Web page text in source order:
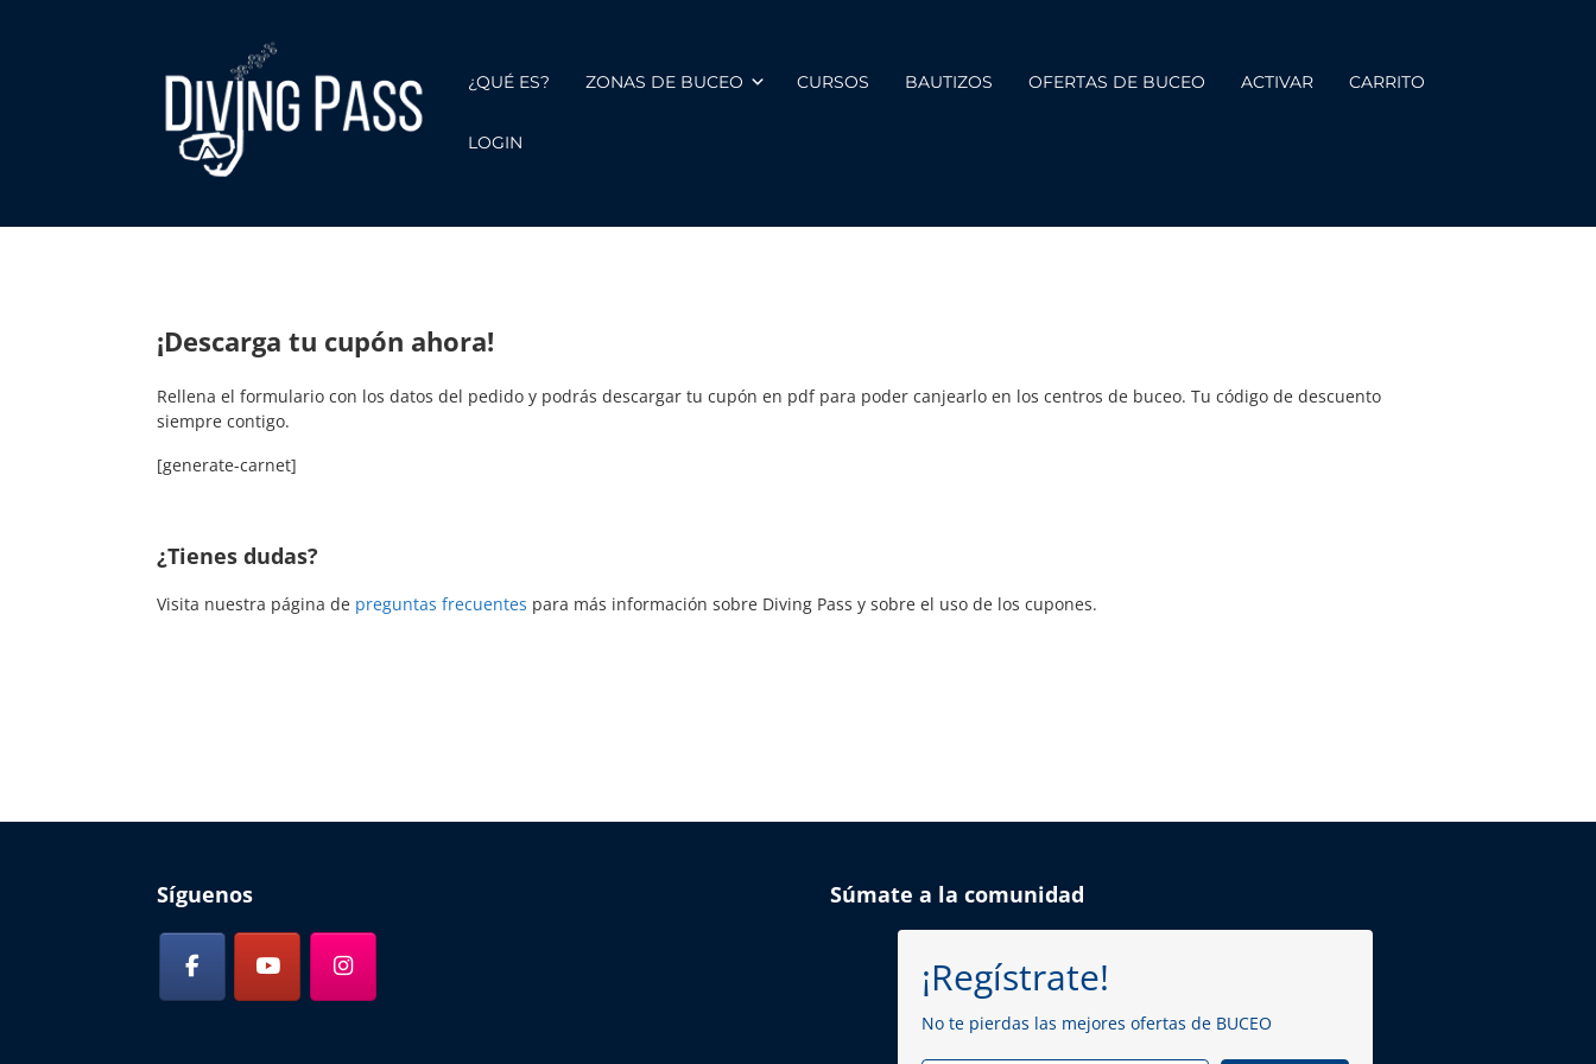
¿QUÉ ES? ZONAS DE BUCEO CURSOS BAUTIZOS OFERTAS DE BUCEO ACTIVAR CARRITO
LOGIN
¡Descarga tu cupón ahora!
Rellena el formulario con los datos del pedido y podrás descargar tu cupón en pdf para poder canjearlo en los centros de buceo. Tu código de descuento
siempre contigo.
[generate-carnet]
¿Tienes dudas?
Visita nuestra página de preguntas frecuentes para más información sobre Diving Pass y sobre el uso de los cupones.
Síguenos Súmate a la comunidad
¡Regístrate!
No te pierdas las mejores ofertas de BUCEO